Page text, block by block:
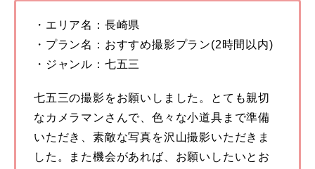
・エリア名：長崎県
・プラン名：おすすめ撮影プラン(2時間以内)
・ジャンル：七五三
七五三の撮影をお願いしました。とても親切
なカメラマンさんで、色々な小道具まで準備
いただき、素敵な写真を沢山撮影いただきま
した。また機会があれば、お願いしたいとお